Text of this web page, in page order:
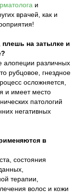
и
врачей, как и
на затылке и
алопеции различных
рубцовое, гнездное
осложняется,
и имеет место
патологий
негативных
в
состояния
терапии,
волос и кожи